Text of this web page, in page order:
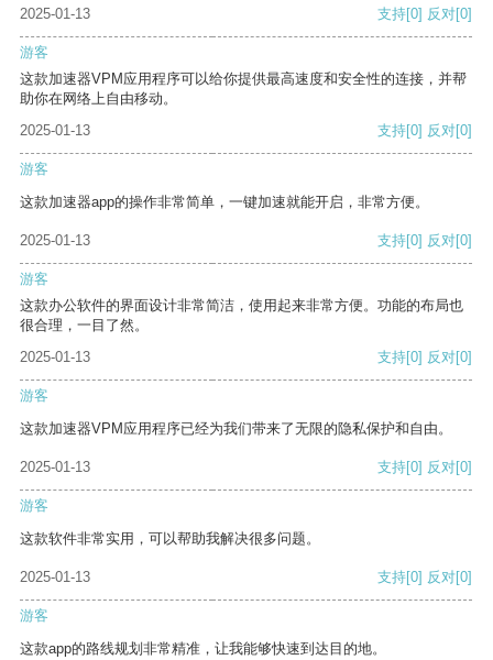
2025-01-13 支持[0] 反对[0]
游客
这款加速器VPM应用程序可以给你提供最高速度和安全性的连接，并帮
助你在网络上自由移动。
2025-01-13
支持[0] 反对[0]
游客
这款加速器app的操作非常简单，一键加速就能开启，非常方便。
2025-01-13 支持[0] 反对[0]
游客
这款办公软件的界面设计非常简洁，使用起来非常方便。功能的布局也
很合理，一目了然。
2025-01-13
支持[0] 反对[0]
游客
这款加速器VPM应用程序已经为我们带来了无限的隐私保护和自由。
2025-01-13 支持[0] 反对[0]
游客
这款软件非常实用，可以帮助我解决很多问题。
2025-01-13 支持[0] 反对[0]
游客
这款app的路线规划非常精准，让我能够快速到达目的地。